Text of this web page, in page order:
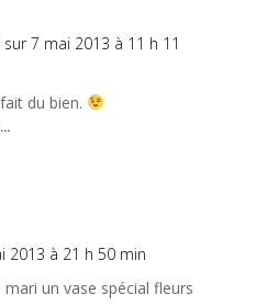
sur 7 mai 2013 à 11 h 11
du bien.
2013 à 21 h 50 min
mari un vase spécial fleurs